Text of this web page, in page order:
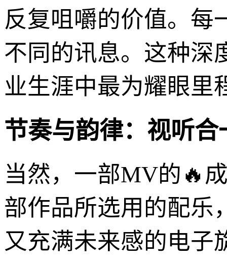
反复咀嚼的价值。每
不同的讯息。这种深
业生涯中最为耀眼里
节奏与韵律：视听
当然，一部MV的🔥
部作品所选用的配乐
又充满未来感的电子